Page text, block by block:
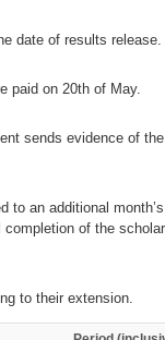
date of results release.
paid on 20th of May.
sends evidence of
to an additional
of the
to their extension.